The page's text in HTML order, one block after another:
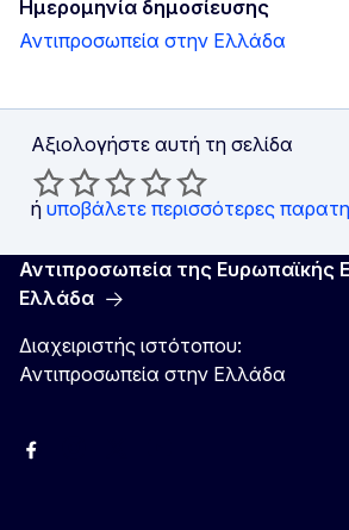
Ημερομηνία δημοσίευσης
Αντιπροσωπεία στην Ελλάδα
Αξιολογήστε αυτή τη σελίδα
ή υποβάλετε περισσότερες
Αντιπροσωπεία της Ευρωπαϊκής
Ελλάδα
Διαχειριστής ιστότοπου:
Αντιπροσωπεία στην Ελλάδα
Facebook